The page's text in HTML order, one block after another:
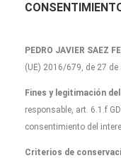
PEDRO JAVIER SAEZ
(UE) 2016/679, de 27
Fines y legitimación
responsable, art. 6.1.f
consentimiento del
Criterios de